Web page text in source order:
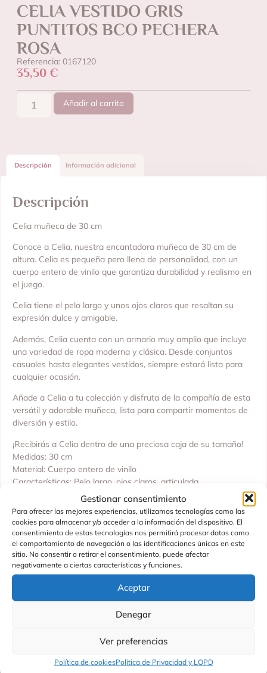
Gestionar consentimiento
Para ofrecer las mejores experiencias, utilizamos tecnologías como las
cookies para almacenar y/o acceder a la información del dispositivo. El
consentimiento de estas tecnologías nos permitirá procesar datos como
el comportamiento de navegación o las identificaciones únicas en este
sitio. No consentir o retirar el consentimiento, puede afectar
negativamente a ciertas características y funciones.
Aceptar
Denegar
Ver preferencias
Política de cookiesPolítica de Privacidad y LOPD
CELIA VESTIDO GRIS
PUNTITOS BCO PECHERA
ROSA
Referencia: 0167120
35,50 €
Añadir al carrito
Descripción Información adicional
Descripción
Celia muñeca de 30 cm
Conoce a Celia, nuestra encantadora muñeca de 30 cm de
altura. Celia es pequeña pero llena de personalidad, con un
cuerpo entero de vinilo que garantiza durabilidad y realismo en
el juego.
Celia tiene el pelo largo y unos ojos claros que resaltan su
expresión dulce y amigable.
Además, Celia cuenta con un armario muy amplio que incluye
una variedad de ropa moderna y clásica. Desde conjuntos
casuales hasta elegantes vestidos, siempre estará lista para
cualquier ocasión.
Añade a Celia a tu colección y disfruta de la compañía de esta
versátil y adorable muñeca, lista para compartir momentos de
diversión y estilo.
¡Recibirás a Celia dentro de una preciosa caja de su tamaño!
Medidas: 30 cm
Material: Cuerpo entero de vinilo
Características: Pelo largo, ojos claros, articulada
Edad recomendada +36 meses.
Fabricado en España por Asivil S.l
Productos Relacionados